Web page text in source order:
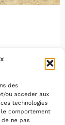
des
ou accéder aux
technologies
comportement
ne pas